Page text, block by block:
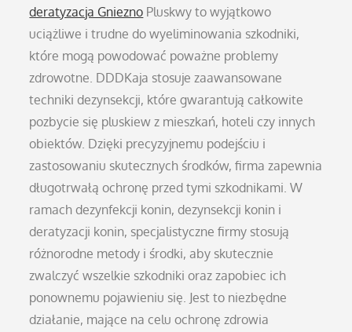
deratyzacja Gniezno Pluskwy to wyjątkowo
uciążliwe i trudne do wyeliminowania szkodniki,
które mogą powodować poważne problemy
zdrowotne. DDDKaja stosuje zaawansowane
techniki dezynsekcji, które gwarantują całkowite
pozbycie się pluskiew z mieszkań, hoteli czy innych
obiektów. Dzięki precyzyjnemu podejściu i
zastosowaniu skutecznych środków, firma zapewnia
długotrwałą ochronę przed tymi szkodnikami. W
ramach dezynfekcji konin, dezynsekcji konin i
deratyzacji konin, specjalistyczne firmy stosują
różnorodne metody i środki, aby skutecznie
zwalczyć wszelkie szkodniki oraz zapobiec ich
ponownemu pojawieniu się. Jest to niezbędne
działanie, mające na celu ochronę zdrowia